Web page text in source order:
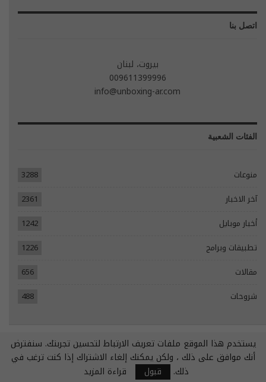
اتصل بنا
بيروت، لبنان
009611399996
info@unboxing-ar.com
الفئات الشعبية
منوعات
3288
آخر الاخبار
2361
أخبار موبايل
1242
تطبيقات وبرامج
1226
مقالات
656
شروحات
488
© 2026 - جميع الحقوق محفوظة.
تصميم مواقع انترنت: Tecomsa
يستخدم هذا الموقع ملفات تعريف الارتباط لتحسين تجربتك. سنفترض
أنك موافق على ذلك ، ولكن يمكنك إلغاء الاشتراك إذا كنت ترغب في
ذلك.
قبول قراءة المزيد